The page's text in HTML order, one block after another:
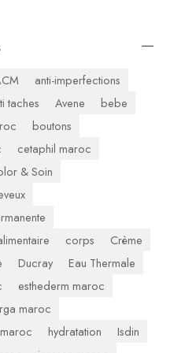
anti-imperfections
taches Avene
bebe
boutons
cetaphil maroc
& Soin
corps
Crème
Ducray
Eau Thermale
esthederm maroc
maroc
hydratation
Isdin